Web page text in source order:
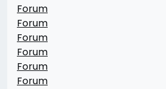
Forum
Forum
Forum
Forum
Forum
Forum